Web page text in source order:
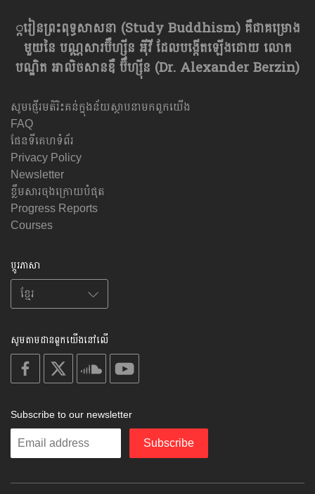
្ករៀនព្រះពុទ្ធសាសនា​ (Study Buddhism) គឺជាគម្រោង
មួយនៃ បណ្ណសារប៊ឺហ្សុីន អុីវី ដែលបង្កើតឡើងដោយ លោក
បណ្ឌិត អាលិចសានឌឺ ប៊ឺហ្សុីន (Dr. Alexander Berzin)
សូមផ្ញើរមតិរិះគន់ក្នុងន័យស្ថាបនាមកពួកយើង
FAQ
ផែនទីគេហទំព័រ
Privacy Policy
Newsletter
ខ្លឹមសារចុងក្រោយបំផុត
Progress Reports
Courses
ប្តូរភាសា
សូមតាមដានពួកយើងនៅលើ
on
facebook
on on
soundcloud
on
Subscribe to our newsletter
Enter
Subscribe